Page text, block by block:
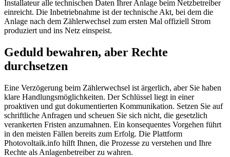
Installateur alle technischen Daten Ihrer Anlage beim Netzbetreiber
einreicht. Die Inbetriebnahme ist der technische Akt, bei dem die
Anlage nach dem Zählerwechsel zum ersten Mal offiziell Strom
produziert und ins Netz einspeist.
Geduld bewahren, aber Rechte
durchsetzen
Eine Verzögerung beim Zählerwechsel ist ärgerlich, aber Sie haben
klare Handlungsmöglichkeiten. Der Schlüssel liegt in einer
proaktiven und gut dokumentierten Kommunikation. Setzen Sie auf
schriftliche Anfragen und scheuen Sie sich nicht, die gesetzlich
verankerten Fristen anzumahnen. Ein konsequentes Vorgehen führt
in den meisten Fällen bereits zum Erfolg. Die Plattform
Photovoltaik.info hilft Ihnen, die Prozesse zu verstehen und Ihre
Rechte als Anlagenbetreiber zu wahren.